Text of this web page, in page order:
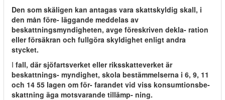
Den som skäligen kan antagas vara skattskyldig skall, i
den mån före- läggande meddelas av
beskattningsmyndigheten, avge föreskriven dekla- ration
eller försäkran och fullgöra skyldighet enligt andra
stycket.
I fall, där sjöfartsverket eller riksskatteverket är
beskattnings- myndighet, skola bestämmelserna i 6, 9, 11
och 14 55 lagen om för- farandet vid viss konsumtionsbe-
skattning äga motsvarande tillämp- ning.